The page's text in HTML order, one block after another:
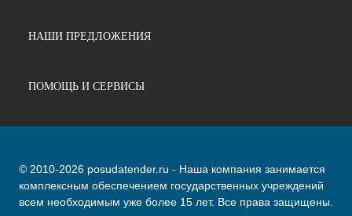
НАШИ ПРЕДЛОЖЕНИЯ
ПОМОЩЬ И СЕРВИСЫ
© 2010-2026 posudatender.ru - Наша компания занимается
комплексным обеспечением государственных учреждений
всем необходимым уже более 15 лет. Все права защищены.